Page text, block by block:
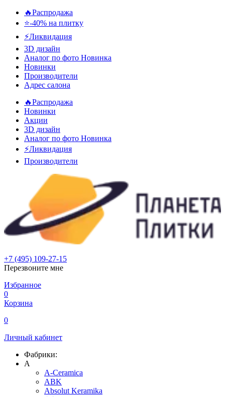
🔥Распродажа
⭐-40% на плитку
⚡️Ликвидация
3D дизайн
Аналог по фото Новинка
Новинки
Производители
Адрес салона
🔥Распродажа
Новинки
Акции
3D дизайн
Аналог по фото Новинка
⚡Ликвидация
Производители
+7 (495) 109-27-15
Перезвоните мне
Избранное
0
Корзина
0
Личный кабинет
Фабрики:
A
A-Ceramica
ABK
Absolut Keramika